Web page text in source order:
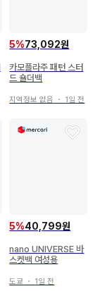
5%73,092원
카모플라주 패턴 스터
드 숄더백
지역정보 없음 ・ 1일 전
5%40,799원
nano UNIVERSE 바
스켓백 여성용
도쿄 ・ 1일 전